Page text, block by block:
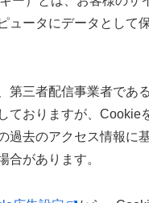
ュータにデータとして
第三者配信事業者であ
ておりますが、Cookie
過去のアクセス情報に
合があります。